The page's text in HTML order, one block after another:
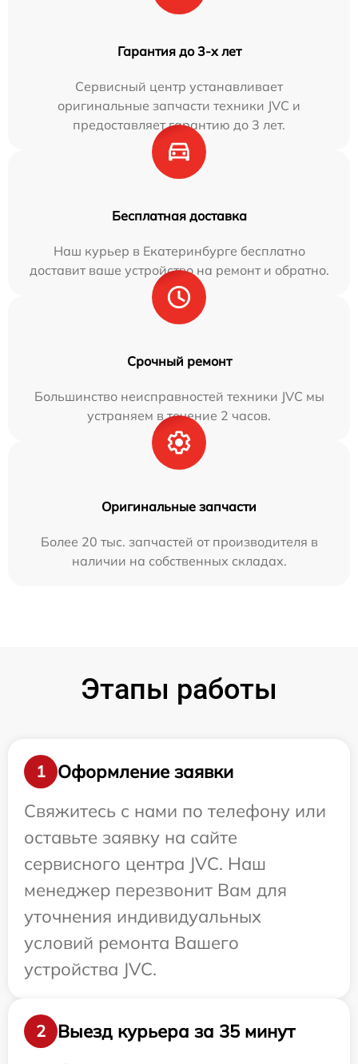
Гарантия до 3-х лет
Сервисный центр устанавливает
оригинальные запчасти техники JVC и
предоставляет гарантию до 3 лет.
Бесплатная доставка
Наш курьер в Екатеринбурге бесплатно
доставит ваше устройство на ремонт и обратно.
Срочный ремонт
Большинство неисправностей техники JVC мы
устраняем в течение 2 часов.
Оригинальные запчасти
Более 20 тыс. запчастей от производителя в
наличии на собственных складах.
Этапы работы
1
Оформление заявки
Свяжитесь с нами по телефону или
оставьте заявку на сайте
сервисного центра JVC. Наш
менеджер перезвонит Вам для
уточнения индивидуальных
условий ремонта Вашего
устройства JVC.
2
Выезд курьера за 35 минут